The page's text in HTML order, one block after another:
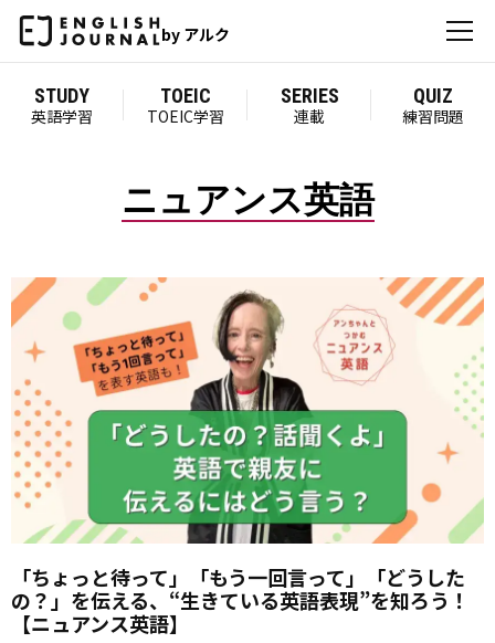
by アルク
STUDY
英語学習
TOEIC
TOEIC学習
SERIES
連載
QUIZ
練習問題
ニュアンス英語
「ちょっと待って」「もう一回言って」「どうした
の？」を伝える、“生きている英語表現”を知ろう！
【ニュアンス英語】